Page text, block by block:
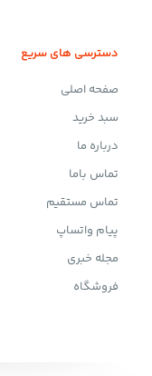
دسترسی های سریع
صفحه اصلی
سبد خرید
درباره ما
تماس باما
تماس مستقیم
پیام واتساپ
مجله خبری
فروشگاه